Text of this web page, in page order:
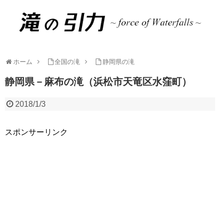
ホーム 全国の滝 静岡県の滝
静岡県－麻布の滝（浜松市天竜区水窪町）
2018/1/3
スポンサーリンク